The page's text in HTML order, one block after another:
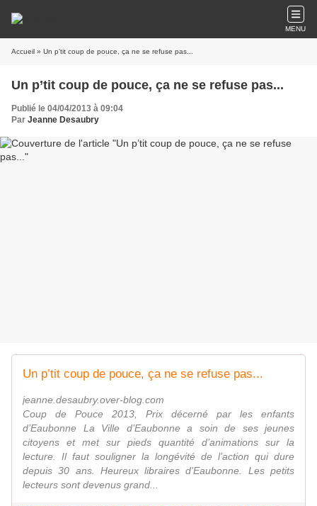
MENU
Accueil » Un p’tit coup de pouce, ça ne se refuse pas...
Un p’tit coup de pouce, ça ne se refuse pas...
Publié le 04/04/2013 à 09:04
Par Jeanne Desaubry
Un p’tit coup de pouce, ça ne se refuse pas...
jeanne.desaubry.over-blog.com
Coup de Pouce 2013, Prix décerné par les enfants
d’Eaubonne La Ville d’Eaubonne a soin de ses jeunes
citoyens et met sur pieds quantité d’animations sur la
lecture. Il faut souligner la longévité de l’action qui dure
depuis 30 ans. Heureux libraires d’Eaubonne. Les petits
lecteurs sont devenus grand...